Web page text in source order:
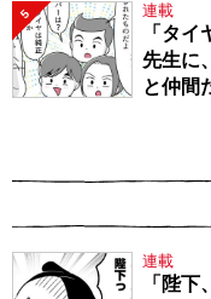
5 連載
「タ
先生に
と仲間
連載
「陛